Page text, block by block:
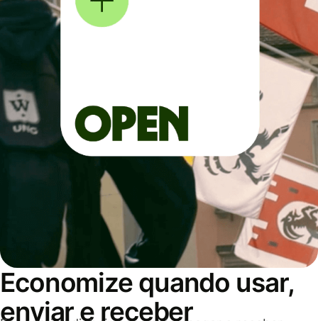
Economize quando usar,
enviar e receber